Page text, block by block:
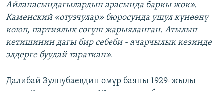
Айланасындагылардын арасында баркы жок».
Каменский «отузчулар» бюросунда ушул күнөөнү
коюп, партиялык сөгүш жарыяланган. Атылып
кетишинин дагы бир себеби - ачарчылык кезинде
элдерге буудай тараткан».
Далибай Зулпубаевдин өмүр баяны 1929-жылы